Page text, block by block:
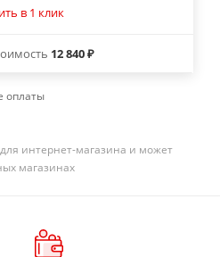
в 1 клик
12 840 ₽
оплаты
интернет-магазина и может
магазинах